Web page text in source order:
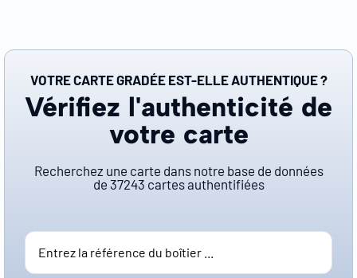
VOTRE CARTE GRADÉE EST-ELLE AUTHENTIQUE ?
Vérifiez l'authenticité de
votre carte
Recherchez une carte dans notre base de données
de 37243 cartes authentifiées